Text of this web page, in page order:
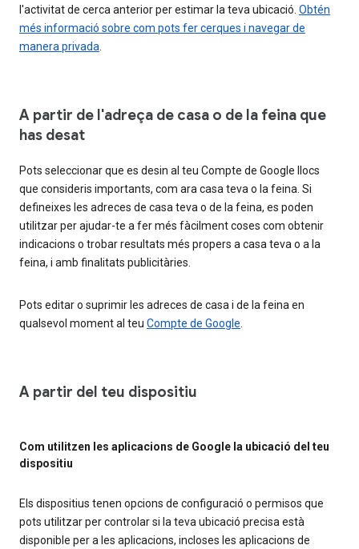
l'activitat de cerca anterior per estimar la teva ubicació. Obtén
més informació sobre com pots fer cerques i navegar de
manera privada
A partir de l'adreça de casa o de la feina que
has desat
Pots seleccionar que es desin al teu Compte de Google llocs
que consideris importants, com ara casa teva o la feina. Si
defineixes les adreces de casa teva o de la feina, es poden
utilitzar per ajudar-te a fer més fàcilment coses com obtenir
indicacions o trobar resultats més propers a casa teva o a la
feina, i amb finalitats publicitàries.
Pots editar o suprimir les adreces de casa i de la feina en
qualsevol moment al teu Compte de Google
A partir del teu dispositiu
Com utilitzen les aplicacions de Google la ubicació del teu
dispositiu
Els dispositius tenen opcions de configuració o permisos que
pots utilitzar per controlar si la teva ubicació precisa està
disponible per a les aplicacions, incloses les aplicacions de